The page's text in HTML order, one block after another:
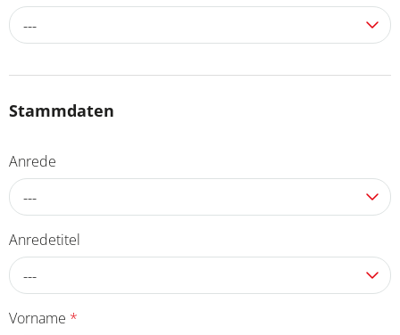
---
Stammdaten
Anrede
---
Anredetitel
---
Vorname *